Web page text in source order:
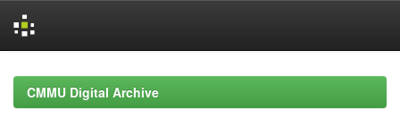
navigationCMMU Digital Archive